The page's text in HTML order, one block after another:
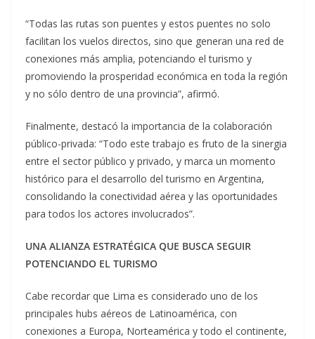
“Todas las rutas son puentes y estos puentes no solo
facilitan los vuelos directos, sino que generan una red de
conexiones más amplia, potenciando el turismo y
promoviendo la prosperidad económica en toda la región
y no sólo dentro de una provincia”, afirmó.
Finalmente, destacó la importancia de la colaboración
público-privada: “Todo este trabajo es fruto de la sinergia
entre el sector público y privado, y marca un momento
histórico para el desarrollo del turismo en Argentina,
consolidando la conectividad aérea y las oportunidades
para todos los actores involucrados”.
UNA ALIANZA ESTRATÉGICA QUE BUSCA SEGUIR
POTENCIANDO EL TURISMO
Cabe recordar que Lima es considerado uno de los
principales hubs aéreos de Latinoamérica, con
conexiones a Europa, Norteamérica y todo el continente,